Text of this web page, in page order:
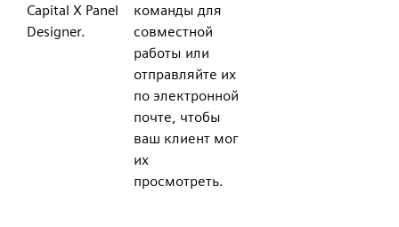
Capital X Panel
Designer.
команды для
совместной
работы или
отправляйте их
по электронной
почте, чтобы
ваш клиент мог
их
просмотреть.